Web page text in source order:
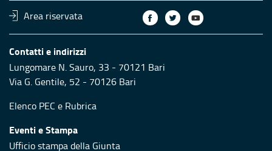
Area riservata
Contatti e indirizzi
Lungomare N. Sauro, 33 - 70121 Bari
Via G. Gentile, 52 - 70126 Bari
Elenco PEC e Rubrica
Eventi e Stampa
Ufficio stampa della Giunta